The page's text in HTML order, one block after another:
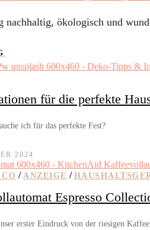
nachhaltig, ökologisch und
für die perfekte
ich für das perfekte Fest?
2024
/ ANZEIGE /
Espresso
erster Eindruck von der riesigen